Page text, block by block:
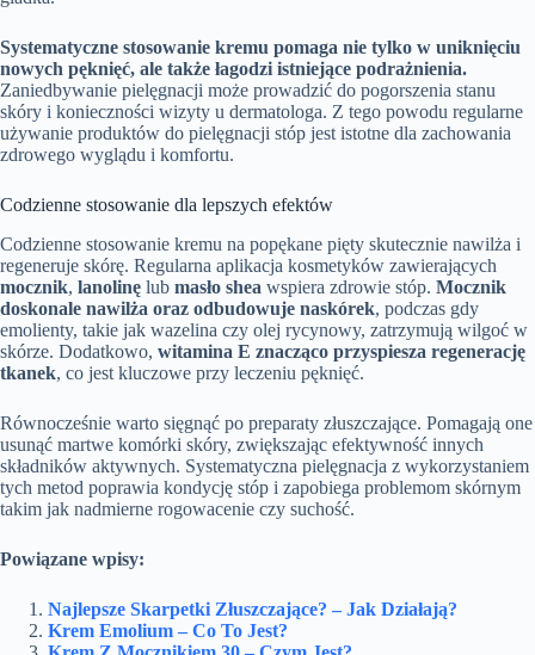
Systematyczne stosowanie kremu pomaga nie tylko w uniknięciu
nowych pęknięć, ale także łagodzi istniejące podrażnienia.
Zaniedbywanie pielęgnacji może prowadzić do pogorszenia stanu
skóry i konieczności wizyty u dermatologa. Z tego powodu regularne
używanie produktów do pielęgnacji stóp jest istotne dla zachowania
zdrowego wyglądu i komfortu.
Codzienne stosowanie dla lepszych efektów
Codzienne stosowanie kremu na popękane pięty skutecznie nawilża i
regeneruje skórę. Regularna aplikacja kosmetyków zawierających
mocznik, lanolinę lub masło shea wspiera zdrowie stóp. Mocznik
doskonale nawilża oraz odbudowuje naskórek, podczas gdy
emolienty, takie jak wazelina czy olej rycynowy, zatrzymują wilgoć w
skórze. Dodatkowo, witamina E znacząco przyspiesza regenerację
tkanek, co jest kluczowe przy leczeniu pęknięć.
Równocześnie warto sięgnąć po preparaty złuszczające. Pomagają one
usunąć martwe komórki skóry, zwiększając efektywność innych
składników aktywnych. Systematyczna pielęgnacja z wykorzystaniem
tych metod poprawia kondycję stóp i zapobiega problemom skórnym
takim jak nadmierne rogowacenie czy suchość.
Powiązane wpisy:
Najlepsze Skarpetki Złuszczające? – Jak Działają?
Krem Emolium – Co To Jest?